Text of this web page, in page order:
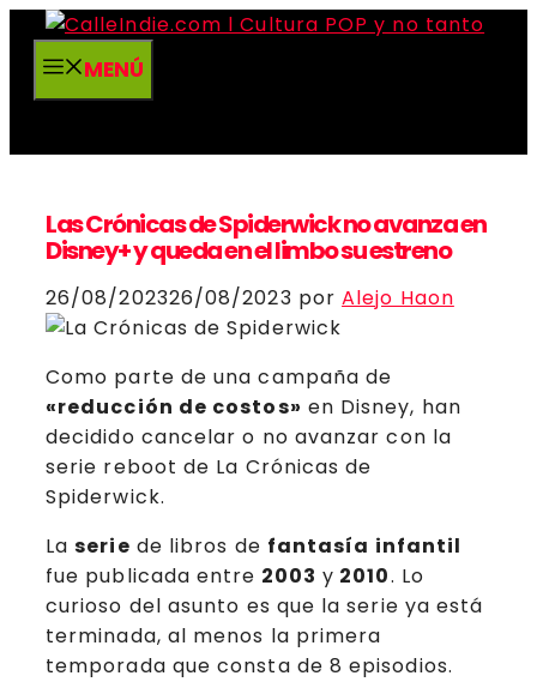
Saltar
contenidoMENÚ
Las Crónicas de Spiderwick no avanza en
Disney+ y queda en el limbo su estreno
26/08/202326/08/2023 porAlejo Haon
Como parte de una campaña de
«reducción de costos» en Disney, han
decidido cancelar o no avanzar con la
serie reboot de La Crónicas de
Spiderwick.
Laserie de libros de fantasía infantil
fue publicada entre 2003 y 2010. Lo
curioso del asunto es que la serie ya está
terminada, al menos la primera
temporada que consta de 8 episodios.